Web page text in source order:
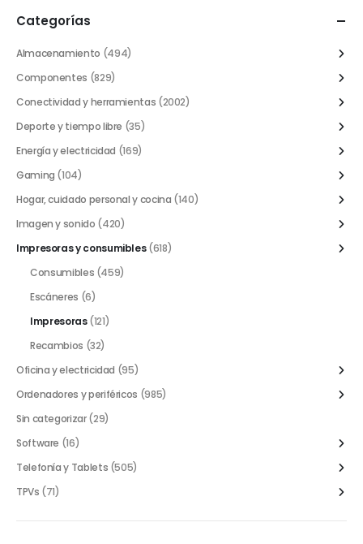
Categorías
Almacenamiento (494)
Componentes (829)
Conectividad y herramientas (2002)
Deporte y tiempo libre (35)
Energía y electricidad (169)
Gaming (104)
Hogar, cuidado personal y cocina (140)
Imagen y sonido (420)
Impresoras y consumibles (618)
Consumibles (459)
Escáneres (6)
Impresoras (121)
Recambios (32)
Oficina y electricidad (95)
Ordenadores y periféricos (985)
Sin categorizar(29)
Software (16)
Telefonía y Tablets (505)
TPVs (71)